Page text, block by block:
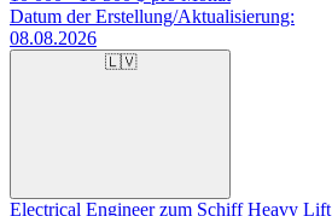
Datum der Erstellung/Aktualisierung:
08.08.2026
🇱🇻
Electrical Engineer zum Schiff Heavy Lift